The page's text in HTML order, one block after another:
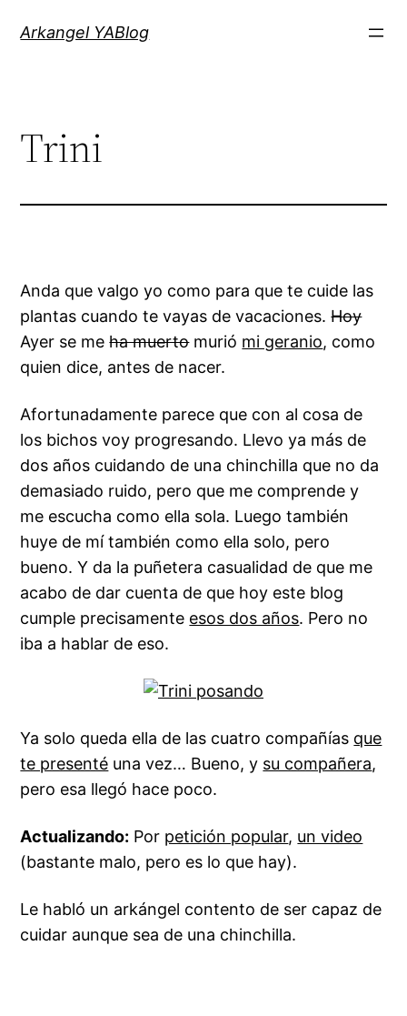
Arkangel YABlog
Trini
Anda que valgo yo como para que te cuide las
plantas cuando te vayas de vacaciones.Hoy
Ayer se meha muertomurió mi geranio, como
quien dice, antes de nacer.
Afortunadamente parece que con al cosa de
los bichos voy progresando. Llevo ya más de
dos años cuidando de una chinchilla que no da
demasiado ruido, pero que me comprende y
me escucha como ella sola. Luego también
huye de mí también como ella solo, pero
bueno. Y da la puñetera casualidad de que me
acabo de dar cuenta de que hoy este blog
cumple precisamente esos dos años. Pero no
iba a hablar de eso.
Ya solo queda ella de las cuatro compañías que
te presenté una vez… Bueno, y su compañera,
pero esa llegó hace poco.
Actualizando: Por petición popular, un video
(bastante malo, pero es lo que hay).
Le habló un arkángel contento de ser capaz de
cuidar aunque sea de una chinchilla.